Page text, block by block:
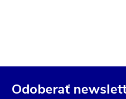
Odoberať